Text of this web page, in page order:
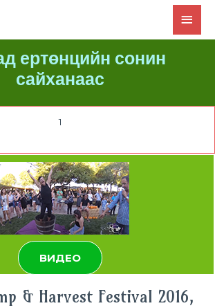
ертөнцийн сонин
сайханаас
1
ВИДЕО
& Harvest Festival 2016,